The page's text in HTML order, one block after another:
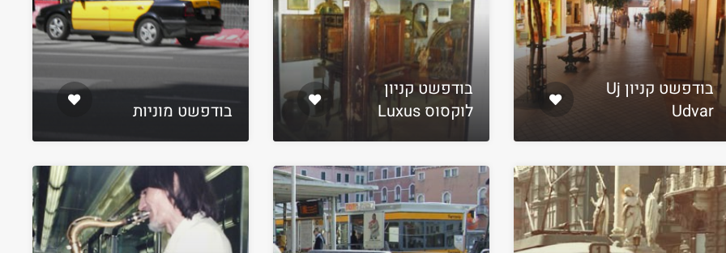
בודפשט קניון Uj
Udvar
בודפשט קניון
לוקסוס Luxus
בודפשט מוניות